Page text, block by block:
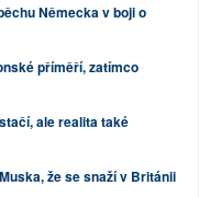
Německa v boji o
příměří, zatímco
ale realita také
že se snaží v Británii